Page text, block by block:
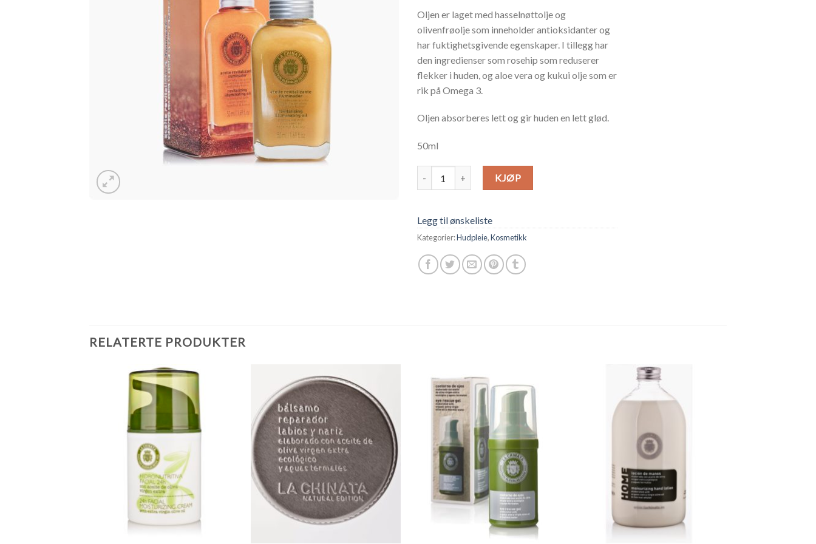
Oljen er laget med hasselnøttolje og
olivenfrøolje som inneholder antioksidanter og
har fuktighetsgivende egenskaper. I tillegg har
den ingredienser som rosehip som reduserer
flekker i huden, og aloe vera og kukui olje som er
rik på Omega 3.
Oljen absorberes lett og gir huden en lett glød.
50ml
Illuminerende Olje antallKJØP
Legg til ønskeliste
Kategorier:Hudpleie,Kosmetikk
RELATERTE PRODUKTER
Legg til
ønskeliste
Legg til
ønskeliste